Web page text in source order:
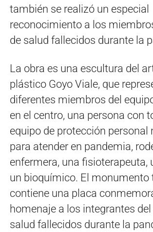
también se realizó un especial
reconocimiento a los
de salud fallecidos durante la
La obra es una escultura del
plástico Goyo Viale, que
diferentes miembros del
en el centro, una persona con
equipo de protección personal
para atender en pandemia,
enfermera, una fisioterapeuta,
un bioquímico. El monumento
contiene una placa
homenaje a los integrantes
salud fallecidos durante la